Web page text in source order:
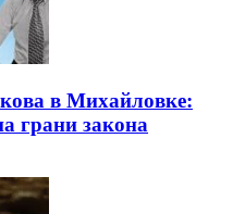
в Михайловке:
грани закона